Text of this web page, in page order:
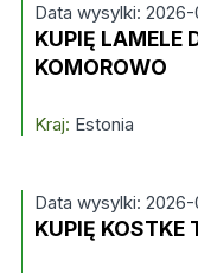
Data wysylki:
KUPIĘ LAMELE
KOMOROWO
Kraj: Estonia
Data wysylki:
KUPIĘ KOSTKE